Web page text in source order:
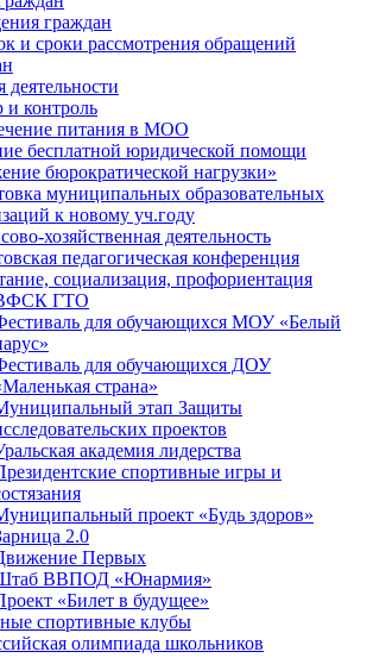
граждан
и сроки рассмотрения обращений
и контроль
питания в МОО
бесплатной юридической помощи
бюрократической нагрузки»
муниципальных образовательных
к новому уч.году
хозяйственная деятельность
педагогическая конференция
социализация, профориентация
ГТО
для обучающихся МОУ «Белый
для обучающихся ДОУ
страна»
этап Защиты
проектов
академия лидерства
спортивные игры и
проект «Будь здоров»
2.0
Первых
ВВПОД «Юнармия»
«Билет в будущее»
спортивные клубы
олимпиада школьников